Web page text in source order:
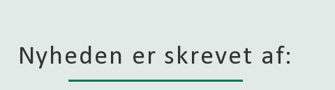
Nyheden er skrevet af: